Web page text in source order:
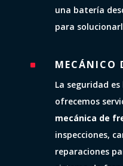
una batería
para
^ MECÁNICO
La seguridad
ofrecemos
mecánica de
inspecciones,
reparaciones